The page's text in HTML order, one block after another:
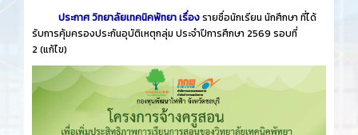
ประกาศ วิทยาลัยเทคนิคพัทยา เรื่องรายชื่อนักเรียน นักศึกษา ที่ได้
รับการคุ้มครองประกันอุบัติเหตุกลุ่ม ประจำปีการศึกษา 2569 รอบที่
2 (แก้ไข)